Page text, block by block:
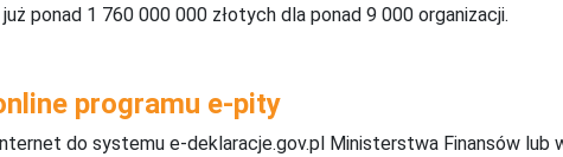
ponad 1 760 000 000 złotych dla ponad 9 000 organizacji.
programu e-pity
do systemu e-deklaracje.gov.pl Ministerstwa Finansów lub